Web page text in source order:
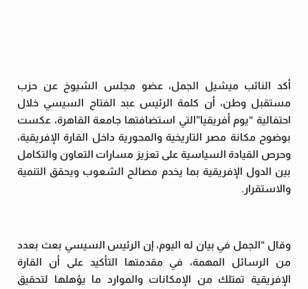
أكد النائب ميشيل الجمل، عضو مجلس الشيوخ عن حزب
مستقبل وطن، أن كلمة الرئيس عبد الفتاح السيسي خلال
احتفالية “يوم أفريقيا”التي استضافتها جامعة القاهرة، عكست
بوضوح مكانة مصر التاريخية والمحورية داخل القارة الإفريقية،
وحرص القيادة السياسية على تعزيز مسارات التعاون والتكامل
بين الدول الإفريقية بما يخدم مصالح الشعوب ويحقق التنمية
والاستقرار.
وقال “الجمل في بيان له اليوم، إن الرئيس السيسي بعث بعدد
من الرسائل المهمة، في مقدمتها التأكيد على أن القارة
الإفريقية تمتلك من الإمكانات والموارد ما يؤهلها لتحقيق